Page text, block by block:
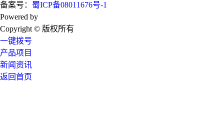
备案号： 蜀ICP备08011676号-1
Powered by
Copyright © 版权所有
一键拨号
产品项目
新闻资讯
返回首页